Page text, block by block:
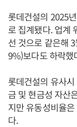
롯데건설의 2025
로 집계됐다. 업계
선 것으로 같은해
9%)보다도 하락했
롯데건설의 유사
금 및 현금성 자산
지만 유동성비율
다.